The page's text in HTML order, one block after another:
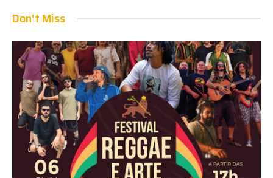
Don't Miss